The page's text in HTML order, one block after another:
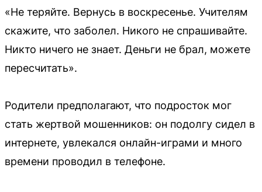
«Не теряйте. Вернусь в воскресенье. Учителям
скажите, что заболел. Никого не спрашивайте.
Никто ничего не знает. Деньги не брал, можете
пересчитать».
Родители предполагают, что подросток мог
стать жертвой мошенников: он подолгу сидел в
интернете, увлекался онлайн-играми и много
времени проводил в телефоне.